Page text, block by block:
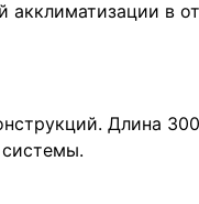
акклиматизации в
Длина